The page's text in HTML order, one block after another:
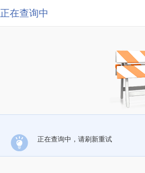
正在查询中
正在查询中，请刷新重试